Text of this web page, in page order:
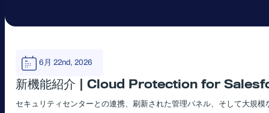
6月 22nd, 2026
新機能紹介 | Cloud Protection for
セキュリティセンターとの連携、刷新された管理パネル、そして大規